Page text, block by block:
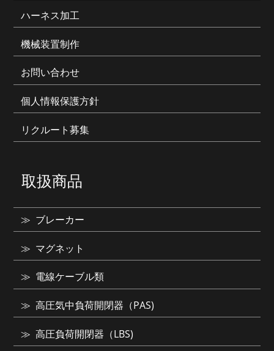
ハーネス加工
機械装置制作
お問い合わせ
個人情報保護方針
リクルート募集
取扱商品
ブレーカー
マグネット
電線ケーブル類
高圧気中負荷開閉器（PAS)
高圧負荷開閉器（LBS)